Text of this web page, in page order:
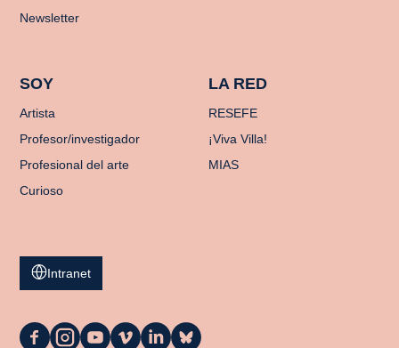
Newsletter
SOY
Artista
Profesor/investigador
Profesional del arte
Curioso
LA RED
RESEFE
¡Viva Villa!
MIAS
Intranet
La La La La La La